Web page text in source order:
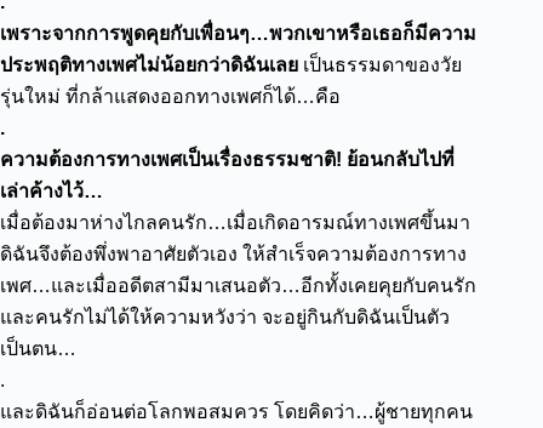
เพราะจากการพูดคุยกับเพื่อนๆ…พวกเขาหรือเธอก็มีความ
ประพฤติทางเพศไม่น้อยกว่าดิฉันเลย เป็นธรรมดาของวัย
รุ่นใหม่ ที่กล้าแสดงออกทางเพศก็ได้…คือ
.
ความต้องการทางเพศเป็นเรื่องธรรมชาติ! ย้อนกลับไปที่
เล่าค้างไว้…
เมื่อต้องมาห่างไกลคนรัก…เมื่อเกิดอารมณ์ทางเพศขึ้นมา
ดิฉันจึงต้องพึ่งพาอาศัยตัวเอง ให้สำเร็จความต้องการทาง
เพศ…และเมื่ออดีตสามีมาเสนอตัว…อีกทั้งเคยคุยกับคนรัก
และคนรักไม่ได้ให้ความหวังว่า จะอยู่กินกับดิฉันเป็นตัว
เป็นตน…
.
และดิฉันก็อ่อนต่อโลกพอสมควร โดยคิดว่า…ผู้ชายทุกคน